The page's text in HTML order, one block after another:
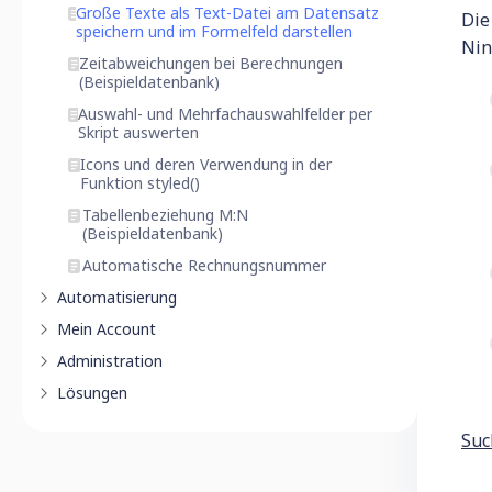
Große Texte als Text-Datei am Datensatz
speichern und im Formelfeld darstellen
Zeitabweichungen bei Berechnungen
(Beispieldatenbank)
Auswahl- und Mehrfachauswahlfelder per
Skript auswerten
Icons und deren Verwendung in der
Funktion styled()
Tabellenbeziehung M:N
(Beispieldatenbank)
Automatische Rechnungsnummer
Automatisierung
Mein Account
Administration
Lösungen